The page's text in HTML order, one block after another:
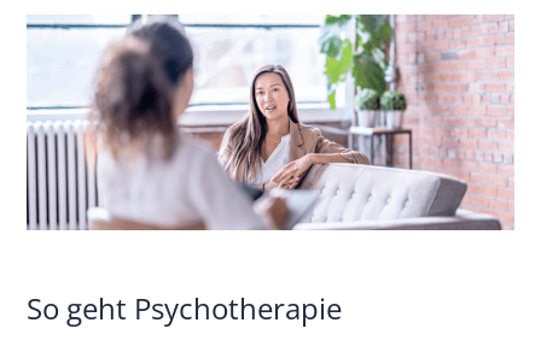
So geht Psychotherapie
So
Psychotherapie